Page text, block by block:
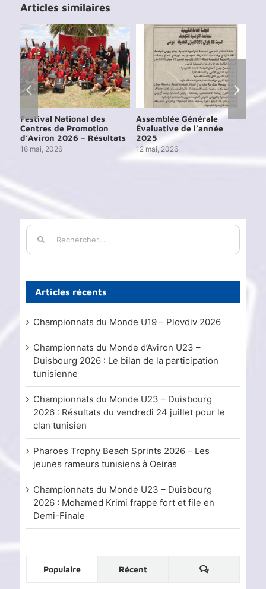
Articles similaires
Festival National des
Centres de Promotion
d’Aviron 2026 – Résultats
16 mai, 2026
Assemblée Générale
Évaluative de l’année
2025
12 mai, 2026
Rechercher:
Articles récents
Championnats du Monde U19 – Plovdiv 2026
Championnats du Monde d’Aviron U23 –
Duisbourg 2026 : Le bilan de la participation
tunisienne
Championnats du Monde U23 – Duisbourg
2026 : Résultats du vendredi 24 juillet pour le
clan tunisien
Pharoes Trophy Beach Sprints 2026 – Les
jeunes rameurs tunisiens à Oeiras
Championnats du Monde U23 – Duisbourg
2026 : Mohamed Krimi frappe fort et file en
Demi-Finale
Populaire Récent